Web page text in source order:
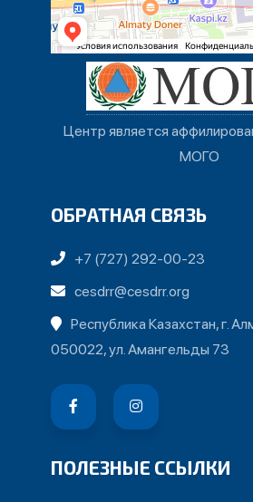
Центр является
МОГО
ОБРАТНАЯ СВЯЗЬ
+7 (727) 292-00-23
cesdrr@cesdrr.org
Республика Казахстан, г.
050022, ул. Амангельды 73
ПОЛЕЗНЫЕ ССЫЛКИ